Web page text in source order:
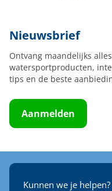
Nieuwsbrief
Ontvang maandelijks
watersportproducten,
tips en de beste
Aanmelden
Kunnen we je